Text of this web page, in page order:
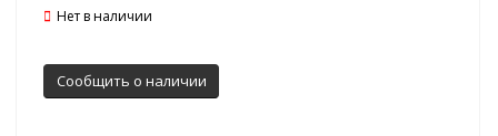
Нет в наличии
Сообщить о наличии